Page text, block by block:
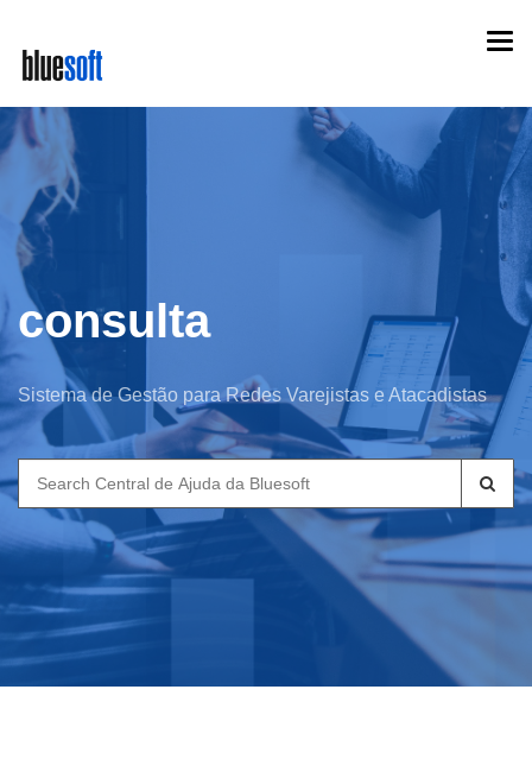
main
content
consulta
Sistema de Gestão para Redes Varejistas e Atacadistas
Search
for: